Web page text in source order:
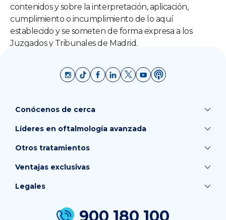
contenidos y sobre la interpretación, aplicación,
cumplimiento o incumplimiento de lo aquí
establecido y se someten de forma expresa a los
Juzgados y Tribunales de Madrid.
Conócenos de cerca
Líderes en oftalmología avanzada
Otros tratamientos
Ventajas exclusivas
900 180 100
Legales